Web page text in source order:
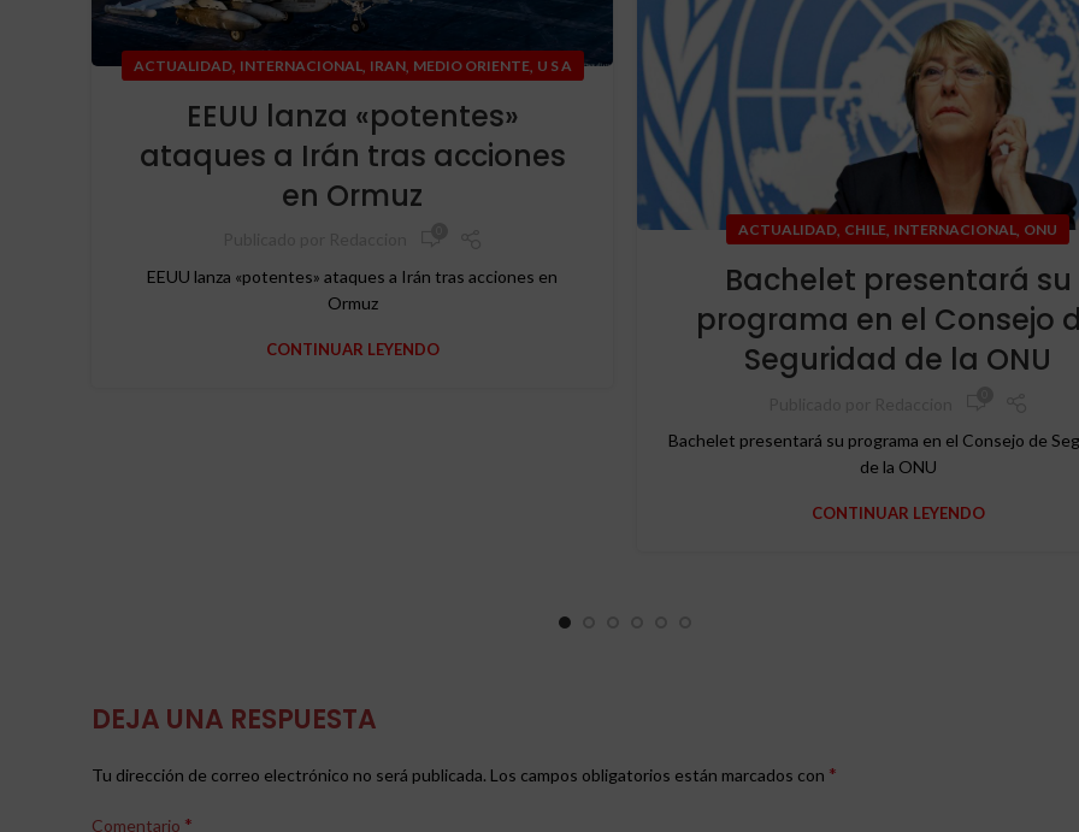
ACTUALIDAD, INTERNACIONAL, IRAN, MEDIO ORIENTE, U S A
EEUU lanza «potentes»
ataques a Irán tras acciones
en Ormuz
EEUU lanza «potentes» ataques a Irán tras acciones en
Ormuz
CONTINUAR LEYENDO
ACTUALIDAD, CHILE, INTERNACIONAL, ONU
Bachelet presentará su
programa en el Consejo
Seguridad de la ONU
Bachelet presentará su programa en el Consejo de
de la ONU
CONTINUAR LEYENDO
DEJA UNA RESPUESTA
Tu dirección de correo electrónico no será publicada. Los campos obligatorios están marcados con *
Comentario *